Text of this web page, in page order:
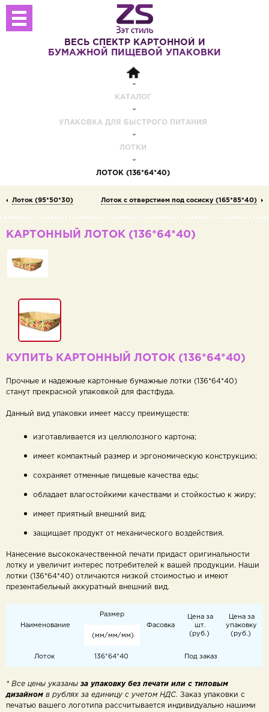
ВЕСЬ СПЕКТР
КАРТОННОЙ И
БУМАЖНОЙ
ПИЩЕВОЙ УПАКОВКИ
КАТАЛОГ
УПАКОВКА ДЛЯ БЫСТРОГО ПИТАНИЯ
ЛОТКИ
ЛОТОК (136*64*40)
Лоток (95*50*30) Лоток с отверстием под сосиску (165*85*40)
КАРТОННЫЙ ЛОТОК (136*64*40)
КУПИТЬ КАРТОННЫЙ ЛОТОК (136*64*40)
Прочные и надежные картонные бумажные лотки (136*64*40)
станут прекрасной упаковкой для фастфуда.
Данный вид упаковки имеет массу преимуществ:
изготавливается из целлюлозного картона;
имеет компактный размер и эргономическую конструкцию;
сохраняет отменные пищевые качества еды;
обладает влагостойкими качествами и стойкостью к жиру;
имеет приятный внешний вид;
защищает продукт от механического воздействия.
Нанесение высококачественной печати придаст оригинальности
лотку и увеличит интерес потребителей к вашей продукции. Наши
лотки (136*64*40) отличаются низкой стоимостью и имеют
презентабельный аккуратный внешний вид.
Наименование
Размер
Фасовка
Цена за
шт.
(руб.)
Цена за
упаковку
(руб.)
(мм/мм/мм)
Лоток 136*64*40 Под заказ
* Все цены указаны за упаковку без печати или с типовым
дизайном в рублях за единицу с учетом НДС. Заказ упаковки с
печатью вашего логотипа рассчитывается индивидуально нашими